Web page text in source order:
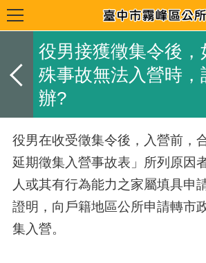
役男接獲徵集令後，
殊事故無法入營時，
辦?
役男在收受徵集令後，入營前，
延期徵集入營事故表」所列原因
人或其有行為能力之家屬填具申
證明，向戶籍地區公所申請轉市
集入營。